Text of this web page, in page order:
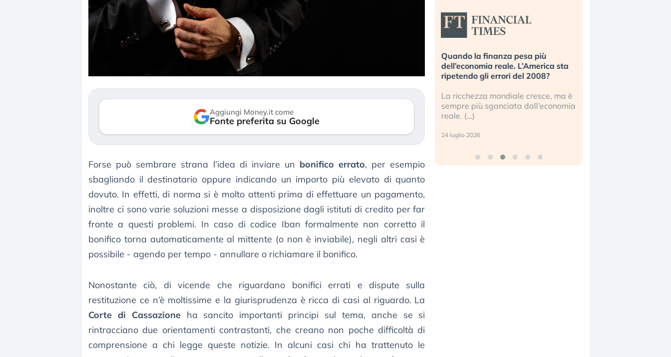
Aggiungi Money.it come
Fonte preferita su Google
Forse può sembrare strana l’idea di inviare un bonifico errato, per esempio
sbagliando il destinatario oppure indicando un importo più elevato di quanto
dovuto. In effetti, di norma si è molto attenti prima di effettuare un pagamento,
inoltre ci sono varie soluzioni messe a disposizione dagli istituti di credito per far
fronte a questi problemi. In caso di codice Iban formalmente non corretto il
bonifico torna automaticamente al mittente (o non è inviabile), negli altri casi è
possibile - agendo per tempo - annullare o richiamare il bonifico.
Nonostante ciò, di vicende che riguardano bonifici errati e dispute sulla
restituzione ce n’è moltissime e la giurisprudenza è ricca di casi al riguardo. La
Corte di Cassazioneha sancito importanti principi sul tema, anche se si
rintracciano due orientamenti contrastanti, che creano non poche difficoltà di
comprensione a chi legge queste notizie. In alcuni casi chi ha trattenuto le
Dalle valutazioni estreme alla
correzione. Cosa sta guidando il
repricing degli asset?
3 agosto 2026
della bolla AI
Kospi, mentre gli investitori retail (…)
30 luglio 2026
Quando la finanza pesa più
dell’economia reale. L’America sta
ripetendo gli errori del 2008?
La ricchezza mondiale cresce, ma è
sempre più sganciata dall’economia
reale. (…)
24 luglio 2026